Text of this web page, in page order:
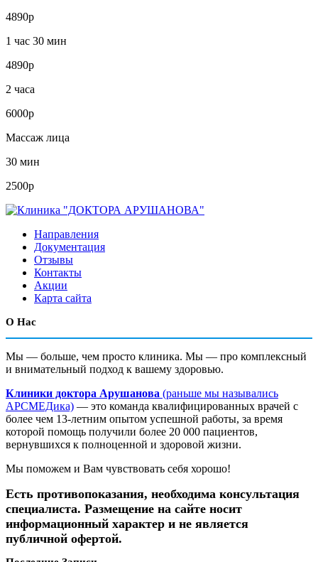
4890р
1 час 30 мин
4890р
2 часа
6000р
Массаж лица
30 мин
2500р
Направления
Документация
Отзывы
Контакты
Акции
Карта сайта
О Нас
Мы — больше, чем просто клиника. Мы — про комплексный
и внимательный подход к вашему здоровью.
Клиники доктора Арушанова (раньше мы назывались
АРСМЕДика) — это команда квалифицированных врачей с
более чем 13-летним опытом успешной работы, за время
которой помощь получили более 20 000 пациентов,
вернувшихся к полноценной и здоровой жизни.
Мы поможем и Вам чувствовать себя хорошо!
Есть противопоказания, необходима консультация
специалиста. Размещение на сайте носит
информационный характер и не является
публичной офертой.